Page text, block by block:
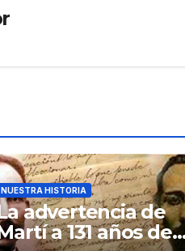
NUESTRA HISTORIA
advertencia de
a 131 años de